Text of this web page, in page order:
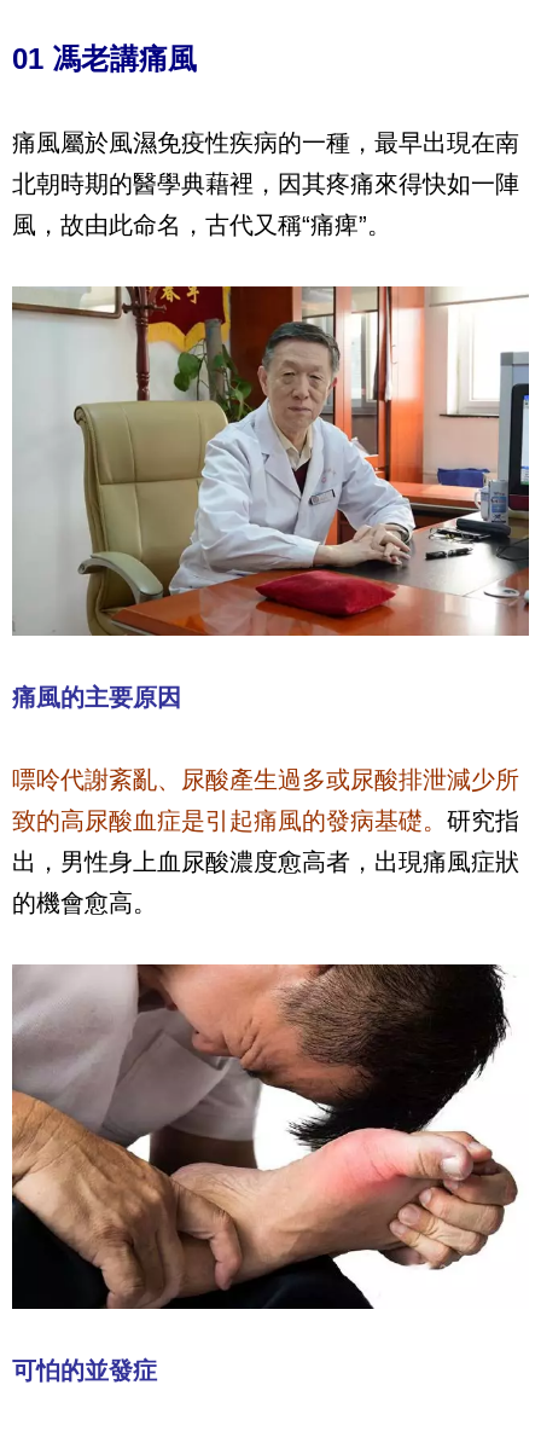
01 馮老講痛風
痛風屬於風濕免疫性疾病的一種，最早出現在南
北朝時期的醫學典藉裡，因其疼痛來得快如一陣
風，故由此命名，古代又稱“痛痺”。
痛風的主要原因
嘌呤代謝紊亂、尿酸產生過多或尿酸排泄減少所
致的高尿酸血症是引起痛風的發病基礎。 研究指
出，男性身上血尿酸濃度愈高者，出現痛風症狀
的機會愈高。
可怕的並發症